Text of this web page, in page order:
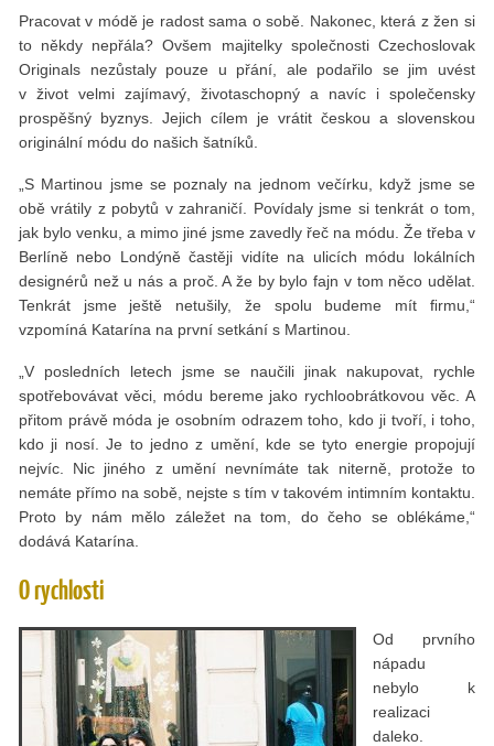
Pracovat v módě je radost sama o sobě. Nakonec, která z žen si
to někdy nepřála? Ovšem majitelky společnosti Czechoslovak
Originals nezůstaly pouze u přání, ale podařilo se jim uvést
v život velmi zajímavý, životaschopný a navíc i společensky
prospěšný byznys. Jejich cílem je vrátit českou a slovenskou
originální módu do našich šatníků.
„S Martinou jsme se poznaly na jednom večírku, když jsme se
obě vrátily z pobytů v zahraničí. Povídaly jsme si tenkrát o tom,
jak bylo venku, a mimo jiné jsme zavedly řeč na módu. Že třeba v
Berlíně nebo Londýně častěji vidíte na ulicích módu lokálních
designérů než u nás a proč. A že by bylo fajn v tom něco udělat.
Tenkrát jsme ještě netušily, že spolu budeme mít ﬁrmu,“
vzpomíná Katarína na první setkání s Martinou.
„V posledních letech jsme se naučili jinak nakupovat, rychle
spotřebovávat věci, módu bereme jako rychloobrátkovou věc. A
přitom právě móda je osobním odrazem toho, kdo ji tvoří, i toho,
kdo ji nosí. Je to jedno z umění, kde se tyto energie propojují
nejvíc. Nic jiného z umění nevnímáte tak niterně, protože to
nemáte přímo na sobě, nejste s tím v takovém intimním kontaktu.
Proto by nám mělo záležet na tom, do čeho se oblékáme,“
dodává Katarína.
O rychlosti
Od prvního
nápadu
nebylo k
realizaci
daleko.